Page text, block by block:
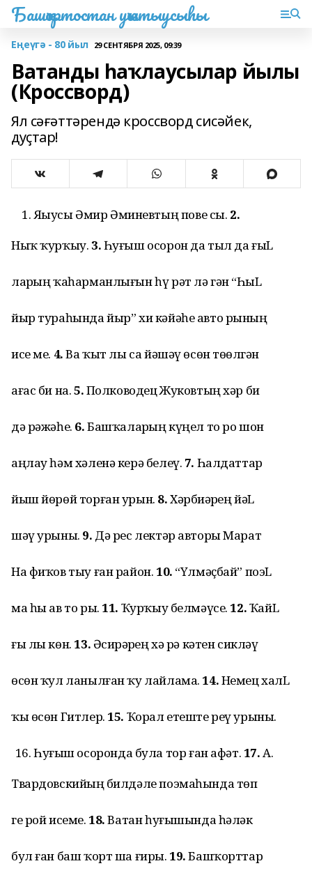
Башҡортостан уҡытыусыһы
Еңеүгә - 80 йыл 29 СЕНТЯБРЯ 2025, 09:39
Ватанды һаҡлаусылар йылы
(Кроссворд)
Ял сәғәттәрендә кроссворд сисәйек,
дуҫтар!
Яҙыусы Әмир Әминевтың пове сы. 2.
Ныҡ ҡурҡыу. 3.Һуғыш осорон да тыл да ғыL
ларҙың ҡаһарманлығын һү рәт лә гән “ҺыL
йыр тураһында йыр” хи кәйәһе авто рының
исе ме. 4.Ва ҡыт лы са йәшәү өсөн төҙөлгән
ағас би на.5.Полководец Жуковтың хәр би
дә рәжәһе. 6.Башҡаларҙың күңел то ро шон
аңлау һәм хәленә керә белеү. 7. Һалдаттар
йыш йөрөй торған урын. 8.Хәрбиҙәрҙең йәL
шәү урыны. 9. Дә рес лектәр авторы Марат
На фиҡов тыу ған район. 10. “Үлмәҫбай” поэL
ма һы ав то ры. 11. Ҡурҡыу белмәүсе. 12.ҠайL
ғы лы көн. 13. Әсирҙәрҙең хә рә кәтен сикләү
өсөн ҡул ланылған ҡу лайлама. 14.Немец халL
ҡы өсөн Гитлер. 15. Ҡорал етеште реү урыны.
Һуғыш осоронда була тор ған афәт. 17.А.
Твардовскийҙың билдәле поэмаһында төп
ге рой исеме. 18.Ватан һуғышында һәләк
бул ған баш ҡорт ша ғиры. 19.Башҡорттар